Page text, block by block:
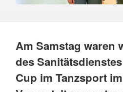
Am Samstag waren
des
Cup im Tanzsport